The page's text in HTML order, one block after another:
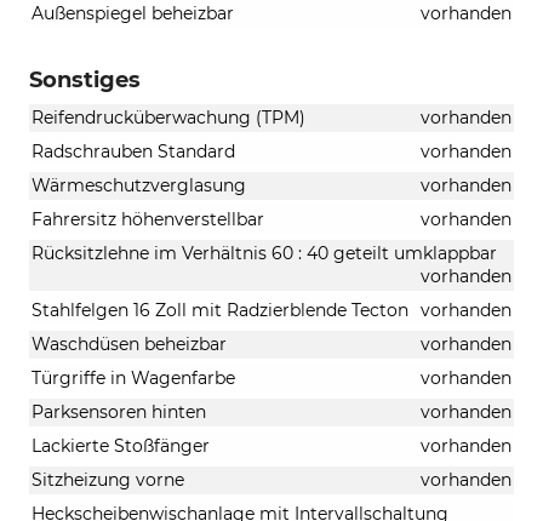
Außenspiegel beheizbar
vorhanden
Sonstiges
Reifendrucküberwachung (TPM)
vorhanden
Radschrauben Standard
vorhanden
Wärmeschutzverglasung
vorhanden
Fahrersitz höhenverstellbar
vorhanden
Rücksitzlehne im Verhältnis 60 : 40 geteilt umklappbar
vorhanden
Stahlfelgen 16 Zoll mit Radzierblende Tecton vorhanden
Waschdüsen beheizbar
vorhanden
Türgriffe in Wagenfarbe
vorhanden
Parksensoren hinten
vorhanden
Lackierte Stoßfänger
vorhanden
Sitzheizung vorne
vorhanden
Heckscheibenwischanlage mit Intervallschaltung